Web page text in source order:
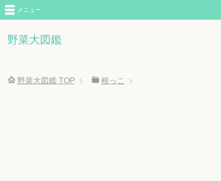
野菜大図鑑
メニュー
野菜大図鑑 TOP 根っこ